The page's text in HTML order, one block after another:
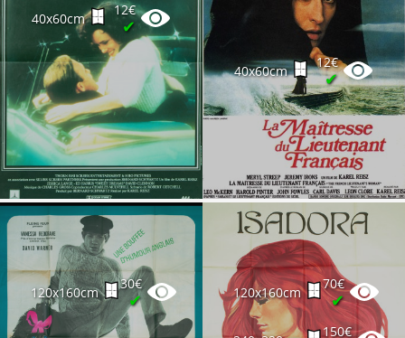
40x60cm
12€
✔
40x60cm
12€
✔
120x160cm
30€
✔ 120x160cm
70€
✔
150€